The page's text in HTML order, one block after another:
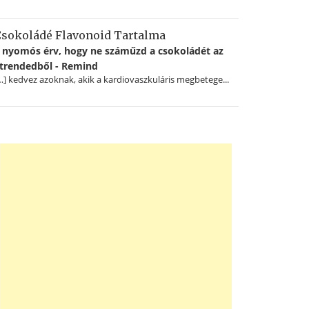
Flavonoid Tartalma
nyomós érv, hogy ne száműzd a csokoládét az
- Remind
kedvez azoknak, akik a kardiovaszkuláris megbetege...